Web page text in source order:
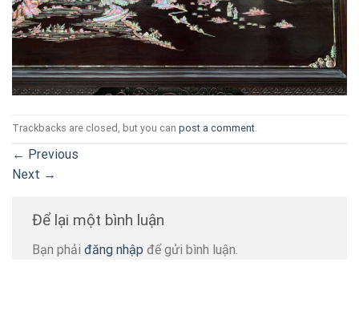
Trackbacks are closed, but you can post a comment
← Previous
Next →
Để lại một bình luận
Bạn phải đăng nhập để gửi bình luận.